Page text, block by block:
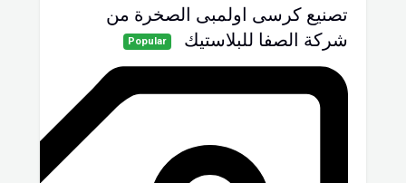
تصنيع كرسى اولمبى الصخرة من
شركة الصفا للبلاستيك
Popular